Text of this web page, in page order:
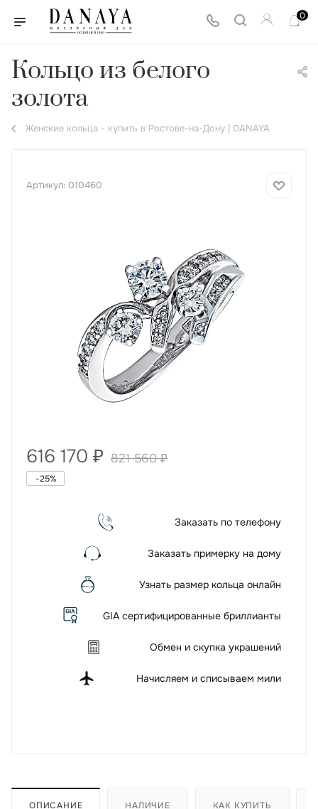
0
Кольцо из белого
золота
Женские кольца - купить в Ростове-на-Дону | DANAYA
Артикул: 010460
616 170 ₽ 821 560₽
-25%
Заказать по телефону
Заказать примерку на дому
Узнать размер кольца онлайн
GIA сертифицированные бриллианты
Обмен и скупка украшений
Начисляем и списываем мили
ОПИСАНИЕ НАЛИЧИЕ КАК КУПИТЬ